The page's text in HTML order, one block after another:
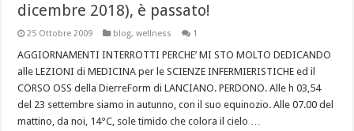
dicembre 2018), è passato!
25 Ottobre 2009 blog,wellness 1
AGGIORNAMENTI INTERROTTI PERCHE’ MI STO MOLTO DEDICANDO
alle LEZIONI di MEDICINA per le SCIENZE INFERMIERISTICHE ed il
CORSO OSS della DierreForm di LANCIANO. PERDONO. Alle h 03,54
del 23 settembre siamo in autunno, con il suo equinozio. Alle 07.00 del
mattino, da noi, 14°C, sole timido che colora il cielo …